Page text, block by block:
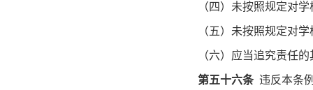
（四）未按照规定对
（五）未按照规定对
（六）应当追究责任
第五十六条违反本条